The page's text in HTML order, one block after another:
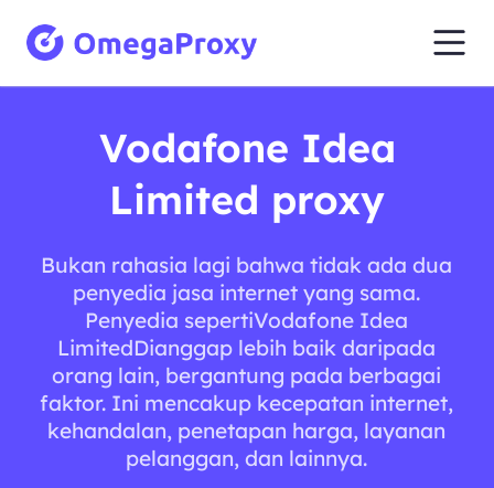
Vodafone Idea
Limited proxy
Bukan rahasia lagi bahwa tidak ada dua
penyedia jasa internet yang sama.
Penyedia sepertiVodafone Idea
LimitedDianggap lebih baik daripada
orang lain, bergantung pada berbagai
faktor. Ini mencakup kecepatan internet,
kehandalan, penetapan harga, layanan
pelanggan, dan lainnya.